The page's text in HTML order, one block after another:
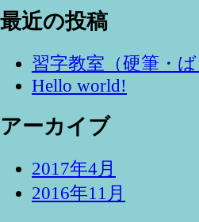
最近の投稿
習字教室（硬筆・ば
Hello world!
アーカイブ
2017年4月
2016年11月